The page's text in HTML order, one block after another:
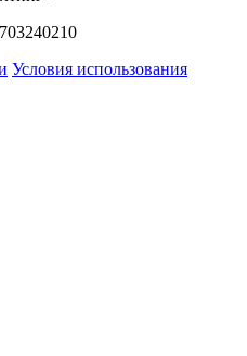
Условия использования